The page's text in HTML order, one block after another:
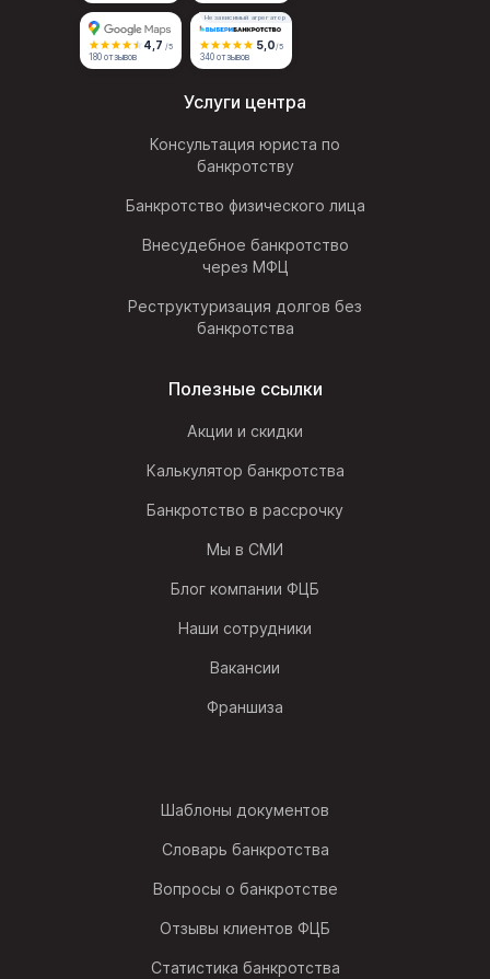
4,7 /5
180 отзывов
Независимый агрегатор
5,0/5
340 отзывов
Услуги центра
Консультация юриста по
банкротству
Банкротство физического лица
Внесудебное банкротство
через МФЦ
Реструктуризация долгов без
банкротства
Полезные ссылки
Акции и скидки
Калькулятор банкротства
Банкротство в рассрочку
Мы в СМИ
Блог компании ФЦБ
Наши сотрудники
Вакансии
Франшиза
Шаблоны документов
Словарь банкротства
Вопросы о банкротстве
Отзывы клиентов ФЦБ
Статистика банкротства